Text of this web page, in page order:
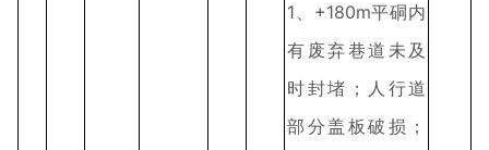
1、+180m平硐内
有废弃巷道未及
时封堵；人行道
部分盖板破损；